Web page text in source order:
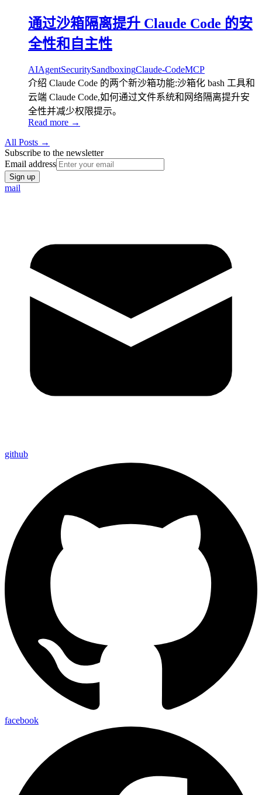
通过沙箱隔离提升 Claude Code 的安
全性和自主性
AIAgentSecuritySandboxingClaude-CodeMCP
介绍 Claude Code 的两个新沙箱功能:沙箱化 bash 工具和
云端 Claude Code,如何通过文件系统和网络隔离提升安
全性并减少权限提示。
Read more →
All Posts →
Subscribe to the newsletter
Email address
Sign up
mail
github
facebook